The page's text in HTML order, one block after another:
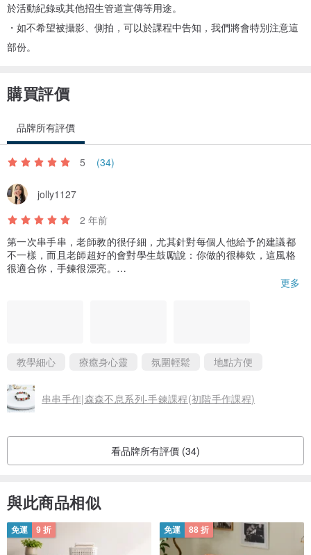
水晶礦石。
• 各式原木木質珠-檀木、花梨木、雞翅木、酸枝木…等各式木質珠。
• 各式果實-金鐘菩提、相思豆、椰殼…等果實。
造型珠等。
• 吊飾:各式14K/18K合金造型吊綴。
• 各色韓國5mm環保蠟線-基於環保，韓國蠟繩採優質滌綸纖維，由無
蠟設備高溫壓製而成，符合歐美環保出口標準，稱「環保蠟線」。相
較於一般上過蠟的蠟線，顏色更漂亮，手感更柔軟細膩，強度更高、
可水洗也不易褪色。
• 手作耳環所需各式的925銀針及耳夾(供無耳洞者挑選制作)。
• 本課程包含質感禮盒包裝整組; 雙層麂皮套、加厚燙金盒、緞帶手提
帶。
• 黃花梨木: 能讓人舒緩壓力，放鬆身心，有助於安神靜氣。
• 雞翅木: 辟邪開運，保平安與逢凶化吉。
• 酸枝木: 安神醒腦，具有順順利利之寓意。
• 金鐘菩提: 外形就像金鐘一樣，具有獨特的香氣，可以提神醒腦。
水晶礦石 (其中部分材料簡介):
• 鷹眼石:能激發個人勇氣，堅定信念，使人自信勇敢。
• 印度瑪瑙: 避邪化煞，運氣不好的人佩戴可轉運，也能夠使人排除負
面能量。
於活動紀錄或其他招生管道宣傳等用途。
・如不希望被攝影、側拍，可以於課程中告知，我們將會特別注意這
部份。
購買評價
品牌所有評價
5 (34)
jolly1127
2 年前
第一次串手串，老師教的很仔細，尤其針對每個人他給予的建議都
不一樣，而且老師超好的會對學生鼓勵說：你做的很棒欸，這風格
很適合你，手鍊很漂亮。
更多
教學細心 療癒身心靈 氛圍輕鬆 地點方便
串串手作|森森不息系列-手鍊課程(初階手作課程)
看品牌所有評價 (34)
與此商品相似
免運 9 折 免運 88 折